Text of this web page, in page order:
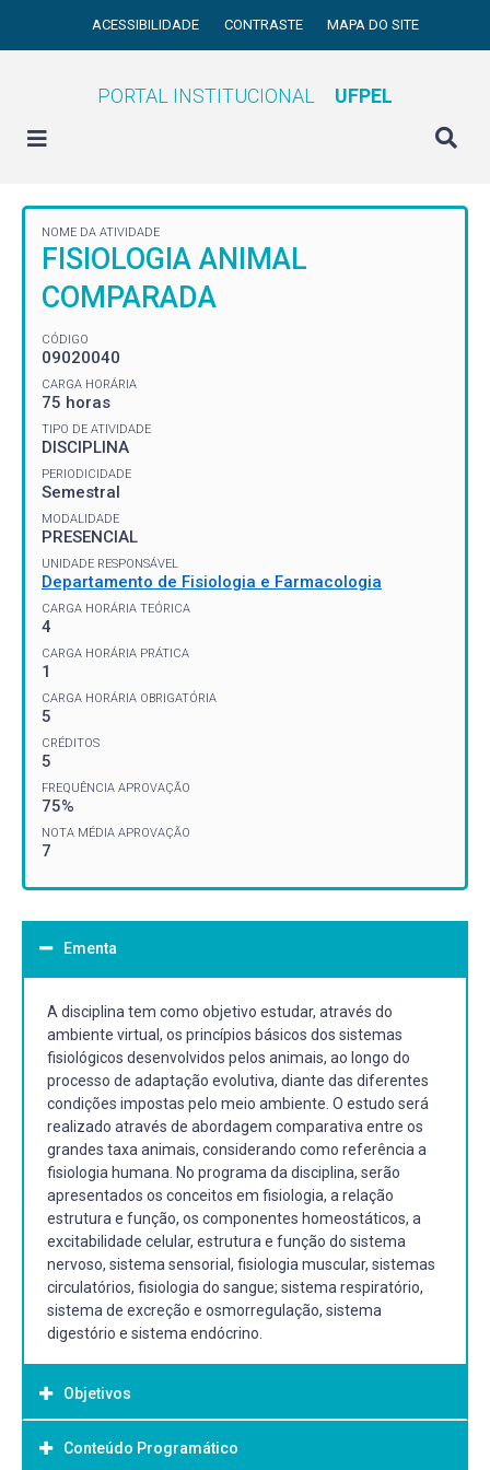
ACESSIBILIDADE CONTRASTE MAPA DO SITE
PORTAL INSTITUCIONAL UFPEL
NOME DA ATIVIDADE
FISIOLOGIA ANIMAL
COMPARADA
CÓDIGO
09020040
CARGA HORÁRIA
75 horas
TIPO DE ATIVIDADE
DISCIPLINA
PERIODICIDADE
Semestral
MODALIDADE
PRESENCIAL
UNIDADE RESPONSÁVEL
Departamento de Fisiologia e Farmacologia
CARGA HORÁRIA TEÓRICA
4
CARGA HORÁRIA PRÁTICA
1
CARGA HORÁRIA OBRIGATÓRIA
5
CRÉDITOS
5
FREQUÊNCIA APROVAÇÃO
75%
NOTA MÉDIA APROVAÇÃO
7
Ementa
A disciplina tem como objetivo estudar, através do
ambiente virtual, os princípios básicos dos sistemas
fisiológicos desenvolvidos pelos animais, ao longo do
processo de adaptação evolutiva, diante das diferentes
condições impostas pelo meio ambiente. O estudo será
realizado através de abordagem comparativa entre os
grandes taxa animais, considerando como referência a
fisiologia humana. No programa da disciplina, serão
apresentados os conceitos em fisiologia, a relação
estrutura e função, os componentes homeostáticos, a
excitabilidade celular, estrutura e função do sistema
nervoso, sistema sensorial, fisiologia muscular, sistemas
circulatórios, fisiologia do sangue; sistema respiratório,
sistema de excreção e osmorregulação, sistema
digestório e sistema endócrino.
Objetivos
Objetivo Geral:
Conteúdo Programático